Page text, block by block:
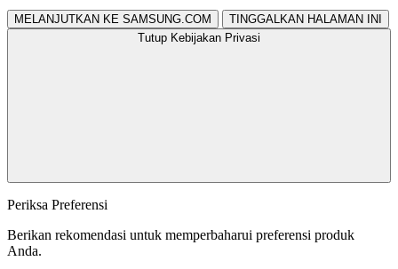
MELANJUTKAN KE SAMSUNG.COM
TINGGALKAN HALAMAN INI
Tutup Kebijakan Privasi
Periksa Preferensi
Berikan rekomendasi untuk memperbaharui preferensi produk
Anda.